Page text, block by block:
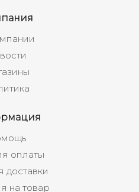
оплаты
доставки
на товар